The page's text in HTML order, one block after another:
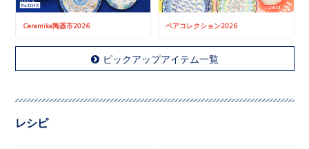
Ceramika陶器市2026 ペアコレクション2026
ピックアップアイテム一覧
レシピ